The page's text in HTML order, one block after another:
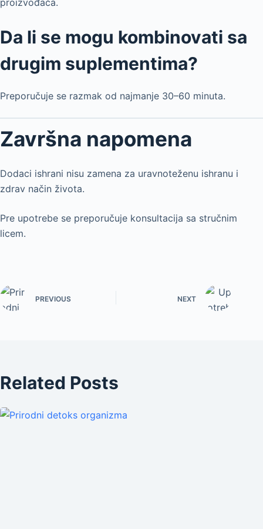
Da li se mogu kombinovati sa
drugim suplementima?
Preporučuje se razmak od najmanje 30–60 minuta.
Završna napomena
Dodaci ishrani nisu zamena za uravnoteženu ishranu i
zdrav način života.
Pre upotrebe se preporučuje konsultacija sa stručnim
licem.
PREVIOUS NEXT
Related Posts